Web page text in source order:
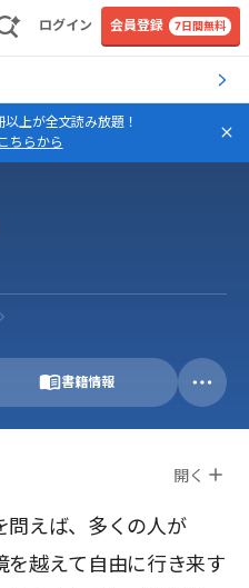
ログイン 会員登録 7日間無料
上が全文読み放題！
こちらから
書籍情報
開く
問えば、多くの人が
を越えて自由に行き来す